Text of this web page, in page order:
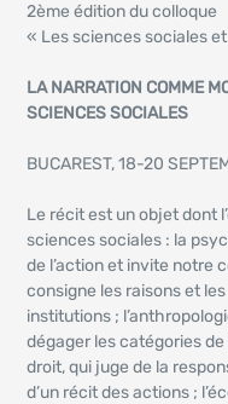
2ème édition du colloque
« Les sciences sociales
LA NARRATION COMME
SCIENCES SOCIALES
BUCAREST, 18-20
Le récit est un objet dont
sciences sociales : la
de l’action et invite notre
consigne les raisons et
institutions ;
dégager les catégories
droit, qui juge de la
d’un récit des actions ;